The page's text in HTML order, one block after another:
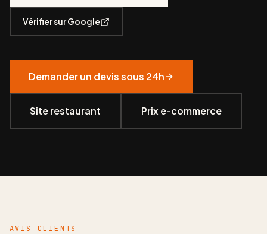
Vérifier sur Google
Demander un devis sous 24h
Site restaurant Prix e-commerce
AVIS CLIENTS